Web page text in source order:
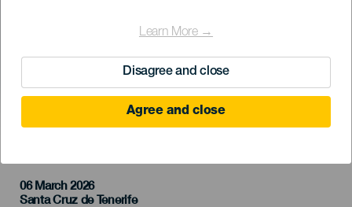
Learn More →
Disagree and close
Agree and close
06 March 2026
Localidad
Santa Cruz de Tenerife